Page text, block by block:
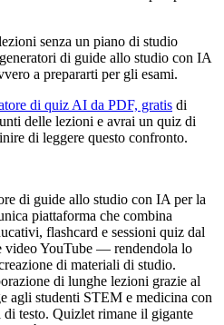
senza un piano di studio
di guide allo studio con IA
a prepararti per gli esami.
di quiz AI da PDF, gratis di
delle lezioni e avrai un quiz di
di leggere questo confronto.
di guide allo studio con IA per la
piattaforma che combina
flashcard e sessioni quiz dal
video YouTube — rendendola lo
di materiali di studio.
di lunghe lezioni grazie al
agli studenti STEM e medicina con
testo. Quizlet rimane il gigante